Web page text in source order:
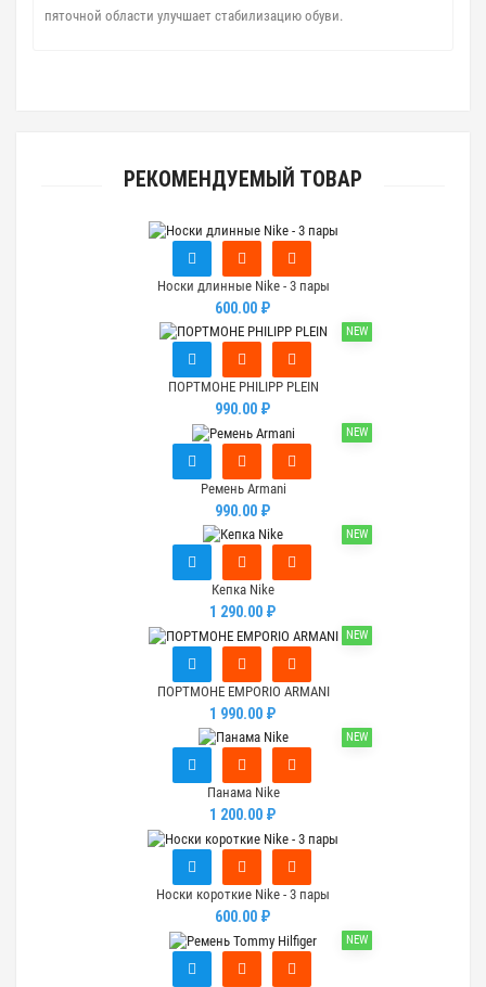
пяточной области улучшает стабилизацию обуви.
РЕКОМЕНДУЕМЫЙ ТОВАР
Носки длинные Nike - 3 пары
600.00 ₽
NEW
ПОРТМОНЕ PHILIPP PLEIN
990.00 ₽
NEW
Ремень Armani
990.00 ₽
NEW
Кепка Nike
1 290.00 ₽
NEW
ПОРТМОНЕ EMPORIO ARMANI
1 990.00 ₽
NEW
Панама Nike
1 200.00 ₽
Носки короткие Nike - 3 пары
600.00 ₽
NEW